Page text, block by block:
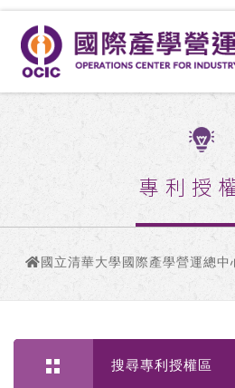
專利授
國立清華大學國際產學營運總中
搜尋專利授權區